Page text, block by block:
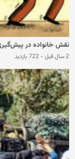
نقش خانواده در
2 سال قبل - 722 بازدید